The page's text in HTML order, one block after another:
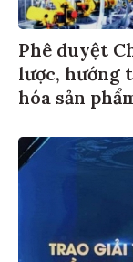
Phê duyệt
lược, hướng
hóa sản